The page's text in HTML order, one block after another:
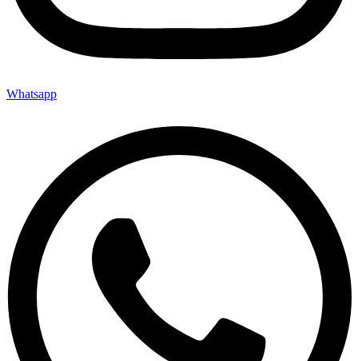
Whatsapp